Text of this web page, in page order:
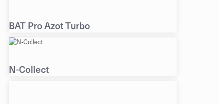
BAT Pro Azot Turbo
N-Collect